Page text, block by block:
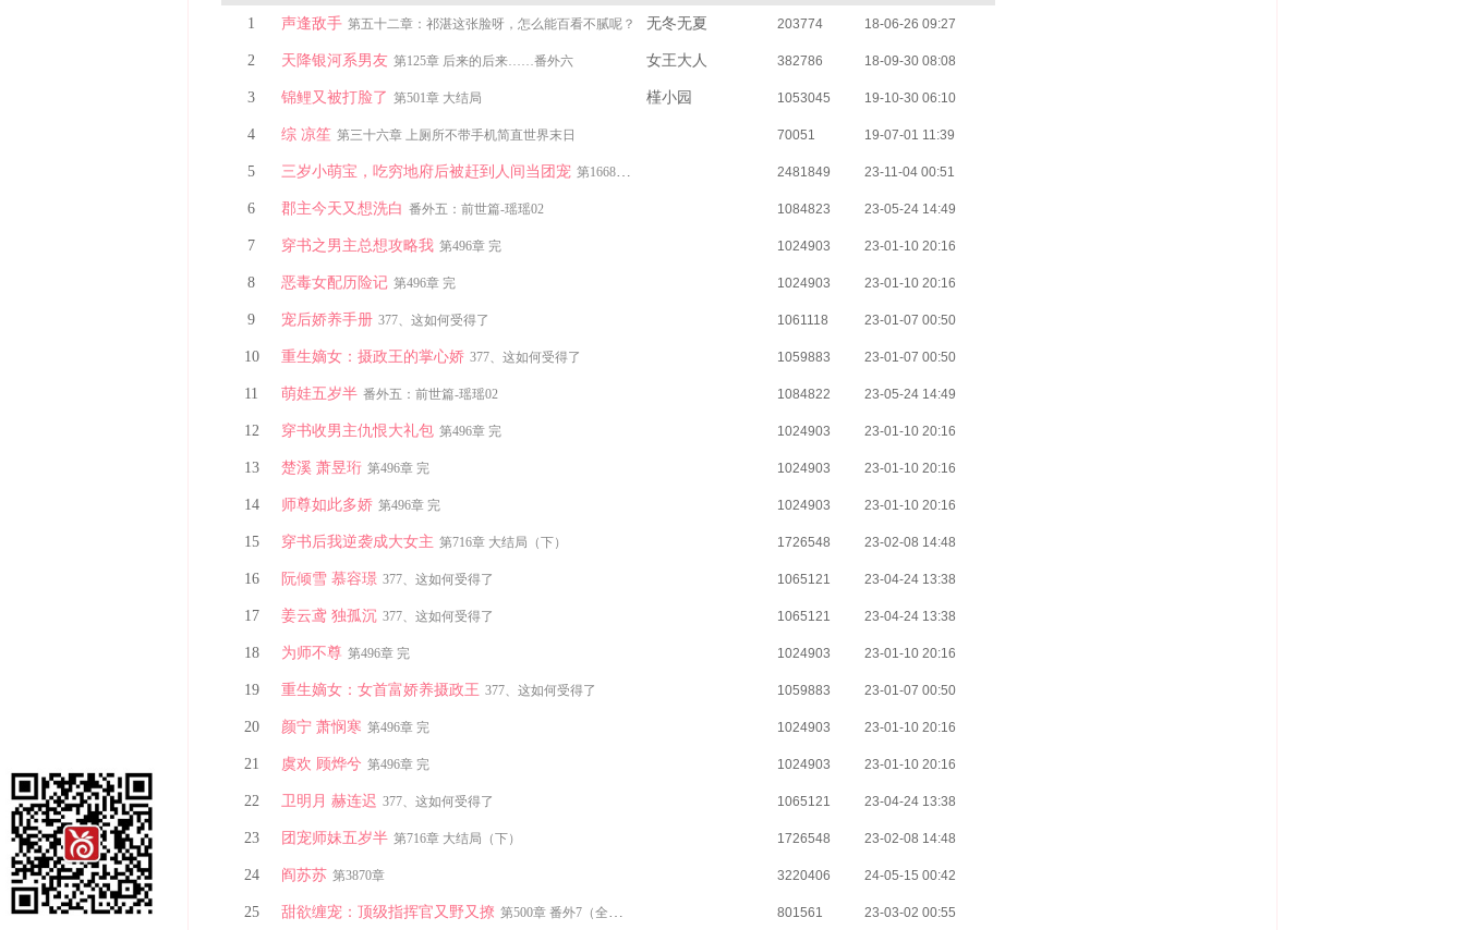
1 声逢敌手 第五十二章：祁湛这张脸呀，怎么能百看不腻呢？ 无冬无夏 203774 18-06-26 09:27
2 天降银河系男友 第125章 后来的后来……番外六 女王大人 382786 18-09-30 08:08
3 锦鲤又被打脸了 第501章 大结局 槿小园 1053045 19-10-30 06:10
4 综 凉笙 第三十六章 上厕所不带手机简直世界末日 70051 19-07-01 11:39
5 三岁小萌宝，吃穷地府后被赶到人间当团宠 第1668章 娇娇上学篇6 2481849 23-11-04 00:51
6 郡主今天又想洗白 番外五：前世篇-瑶瑶02 1084823 23-05-24 14:49
7 穿书之男主总想攻略我 第496章 完 1024903 23-01-10 20:16
8 恶毒女配历险记 第496章 完 1024903 23-01-10 20:16
9 宠后娇养手册 377、这如何受得了 1061118 23-01-07 00:50
10 重生嫡女：摄政王的掌心娇 377、这如何受得了 1059883 23-01-07 00:50
11 萌娃五岁半 番外五：前世篇-瑶瑶02 1084822 23-05-24 14:49
12 穿书收男主仇恨大礼包 第496章 完 1024903 23-01-10 20:16
13 楚溪 萧昱珩 第496章 完 1024903 23-01-10 20:16
14 师尊如此多娇 第496章 完 1024903 23-01-10 20:16
15 穿书后我逆袭成大女主 第716章 大结局（下） 1726548 23-02-08 14:48
16 阮倾雪 慕容璟 377、这如何受得了 1065121 23-04-24 13:38
17 姜云鸢 独孤沉 377、这如何受得了 1065121 23-04-24 13:38
18 为师不尊 第496章 完 1024903 23-01-10 20:16
19 重生嫡女：女首富娇养摄政王 377、这如何受得了 1059883 23-01-07 00:50
20 颜宁 萧悯寒 第496章 完 1024903 23-01-10 20:16
21 虞欢 顾烨兮 第496章 完 1024903 23-01-10 20:16
22 卫明月 赫连迟 377、这如何受得了 1065121 23-04-24 13:38
23 团宠师妹五岁半 第716章 大结局（下） 1726548 23-02-08 14:48
24 阎苏苏 第3870章 3220406 24-05-15 00:42
25 甜欲缠宠：顶级指挥官又野又撩 第500章 番外7（全文完） 801561 23-03-02 00:55